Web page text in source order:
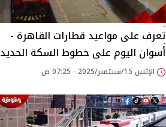
تعرف على مواعيد قطارات القاهرة -
أسوان اليوم على خطوط السكة الحديد
الإثنين 15/سبتمبر/2025 - 07:25 ص